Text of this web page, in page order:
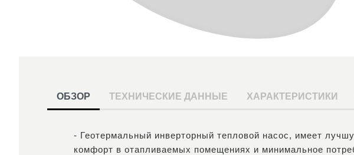
ОБЗОР ТЕХНИЧЕСКИЕ ДАННЫЕ ХАРАКТЕРИСТИКИ
- Геотермальный инверторный тепловой насос, имеет
комфорт в отапливаемых помещениях и минимальное